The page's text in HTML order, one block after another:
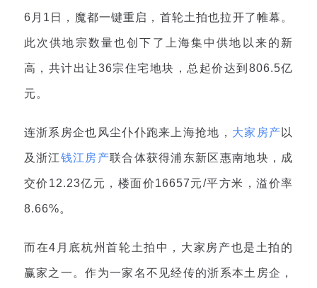
6月1日，魔都一键重启，首轮土拍也拉开了帷幕。
此次供地宗数量也创下了上海集中供地以来的新
高，共计出让36宗住宅地块，总起价达到806.5亿
元。
连浙系房企也风尘仆仆跑来上海抢地 ， 大家房产 以
及浙江钱江房产联合体获得浦东新区惠南地块，成
交价12.23亿元，楼面价16657元/平方米，溢价率
8.66%。
而在4月底杭州首轮土拍中，大家房产也是土拍的
赢家之一。作为一家名不见经传的浙系本土房企，